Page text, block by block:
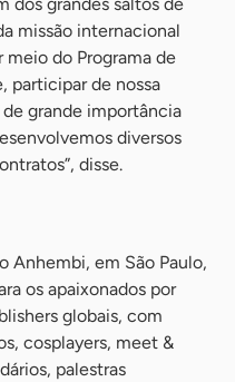
dos grandes saltos de
missão internacional
meio do Programa de
participar de nossa
grande importância
diversos
disse.
Anhembi, em São Paulo,
os apaixonados por
globais, com
cosplayers, meet &
palestras